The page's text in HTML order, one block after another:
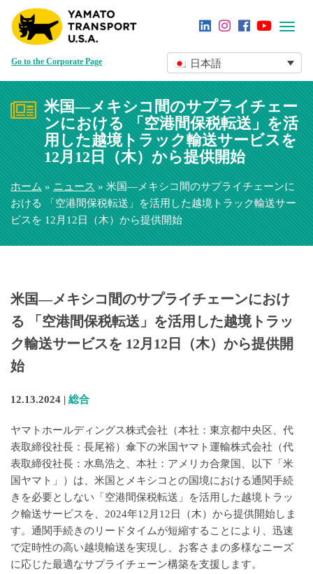
Go to the Corporate Page 日本語
米国―メキシコ間のサプライチェー
ンにおける 「空港間保税転送」を活
用した越境トラック輸送サービスを
12月12日（木）から提供開始
ホーム»ニュース» 米国―メキシコ間のサプライチェーンに
おける 「空港間保税転送」を活用した越境トラック輸送サー
ビスを 12月12日（木）から提供開始
米国―メキシコ間のサプライチェーンにおけ
る 「空港間保税転送」を活用した越境トラッ
ク輸送サービスを 12月12日（木）から提供開
始
12.13.2024 | 総合
ヤマトホールディングス株式会社（本社：東京都中央区、代
表取締役社長：長尾裕）傘下の米国ヤマト運輸株式会社（代
表取締役社長：水島浩之、本社：アメリカ合衆国、以下「米
国ヤマト」）は、米国とメキシコとの国境における通関手続
きを必要としない「空港間保税転送」を活用した越境トラッ
ク輸送サービスを、2024年12月12日（木）から提供開始しま
す。通関手続きのリードタイムが短縮することにより、迅速
で定時性の高い越境輸送を実現し、お客さまの多様なニーズ
に応じた最適なサプライチェーン構築を支援します。